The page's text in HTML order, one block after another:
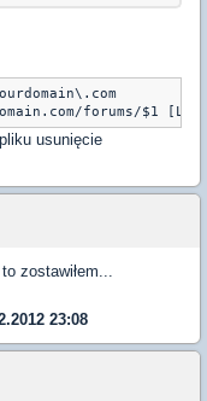
forums/$1
usunięcie
zostawiłem...
23:08